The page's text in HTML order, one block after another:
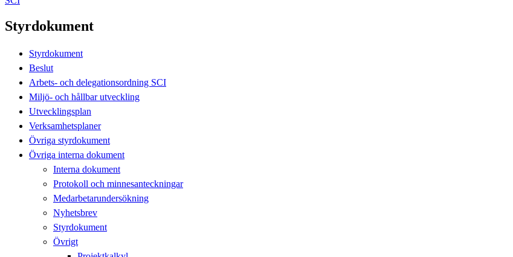
Styrdokument
Styrdokument
Beslut
Arbets- och delegationsordning SCI
Miljö- och hållbar utveckling
Utvecklingsplan
Verksamhetsplaner
Övriga styrdokument
Övriga interna dokument
Interna dokument
Protokoll och minnesanteckningar
Medarbetarundersökning
Nyhetsbrev
Styrdokument
Övrigt